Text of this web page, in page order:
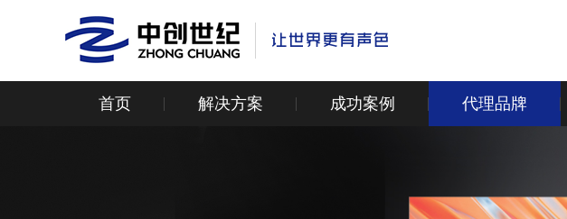
首页 解决方案 成功案例 代理品牌